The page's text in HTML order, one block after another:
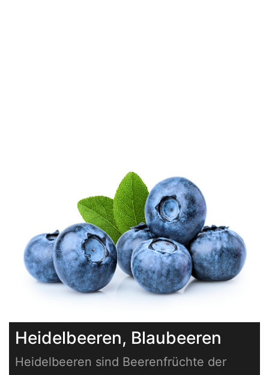
Heidelbeeren, Blaubeeren
Heidelbeeren sind Beerenfrüchte der